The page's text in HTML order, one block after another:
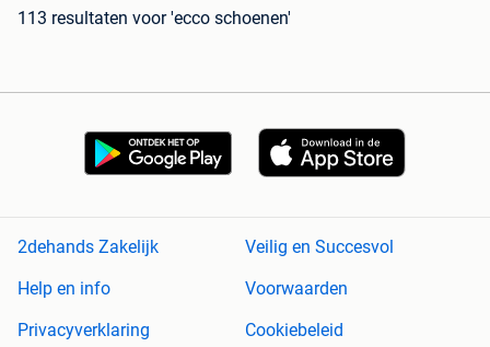
113 resultaten voor 'ecco schoenen'
2dehands Zakelijk
Veilig en Succesvol
Help en info
Voorwaarden
Privacyverklaring
Cookiebeleid